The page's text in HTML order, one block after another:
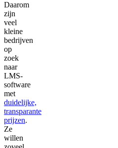
Daarom
zijn
veel
kleine
bedrijven
op
zoek
naar
LMS-
software
met
duidelijke,
transparante
prijzen.
Ze
willen